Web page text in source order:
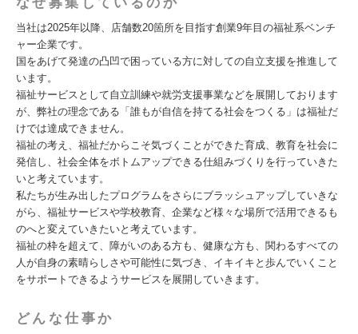
当社は2025年以降、店舗数20箇所を目指す創業9年目の福祉系ベンチ
ャー企業です。
国をあげて発達の凸凹で困っている方に対しての自立支援を推進して
います。
福祉サービスとして自立訓練や就労支援事業などを展開しております
が、弊社の理念である「誰もが自信を持てる社会をつくる」は福祉だ
けでは達成できません。
福祉の考え、福祉だからこそ気づくことができた育成、教育を社会に
発信し、社会全体をボトムアップできる仕組みづくりを行っていきた
いと考えています。
私たちが⽣み出したプログラムをさらにブラッシュアップしていきな
がら、福祉サービスや学校教育、企業など様々な場所で活⽤できるも
のへと変えていきたいと考えています。
福祉の枠を超えて、障がいのある方も、健康な方も、関わるすべての
人が自身の素晴らしさや可能性に気づき、イキイキと歩んでいくこと
をサポートできるようサービスを展開していきます。
どんな仕事か